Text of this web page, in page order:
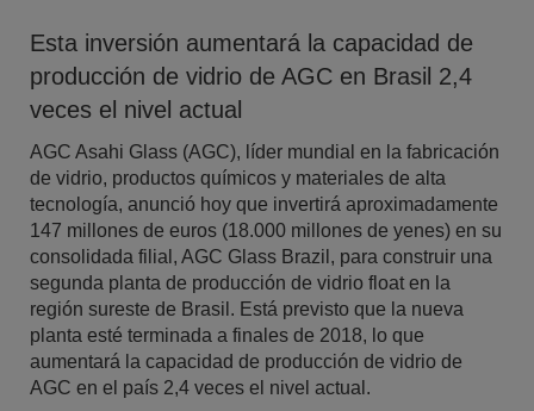
Esta inversión aumentará la capacidad de
producción de vidrio de AGC en Brasil 2,4
veces el nivel actual
AGC Asahi Glass (AGC), líder mundial en la fabricación
de vidrio, productos químicos y materiales de alta
tecnología, anunció hoy que invertirá aproximadamente
147 millones de euros (18.000 millones de yenes) en su
consolidada filial, AGC Glass Brazil, para construir una
segunda planta de producción de vidrio float en la
región sureste de Brasil. Está previsto que la nueva
planta esté terminada a finales de 2018, lo que
aumentará la capacidad de producción de vidrio de
AGC en el país 2,4 veces el nivel actual.